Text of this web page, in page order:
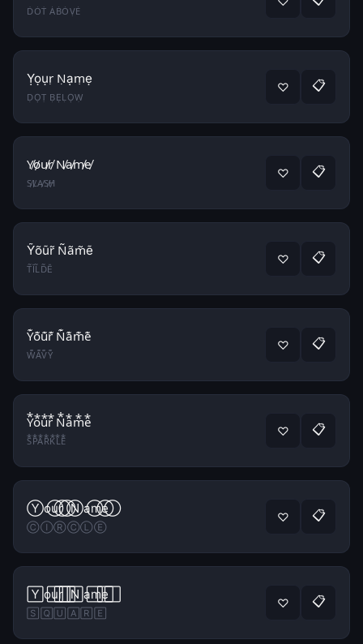
ḊȮṪ ȦḂȮṾĖ
Ỵọụṛ Ṇạṃẹ
ḌỌṬ ḄẸḶỌẈ
♡ 📋
Y̸o̸u̸r̸ N̸a̸m̸e̸
S̸L̸A̸S̸H̸
♡ 📋
Ỹõũr̃ Ñãm̃ẽ
T̃ĨL̃D̃Ẽ
♡ 📋
Y͊o͊u͊r͊ N͊a͊m͊e͊
W͊A͊V͊Y͊
♡ 📋
Y⃰o⃰u⃰r⃰ N⃰a⃰m⃰e⃰
S⃰P⃰A⃰R⃰K⃰L⃰E⃰
♡ 📋
Y⃝o⃝u⃝r⃝ N⃝a⃝m⃝e⃝
C⃝I⃝R⃝C⃝L⃝E⃝
♡ 📋
Y⃞o⃞u⃞r⃞ N⃞a⃞m⃞e⃞
S⃞Q⃞U⃞A⃞R⃞E⃞
♡ 📋